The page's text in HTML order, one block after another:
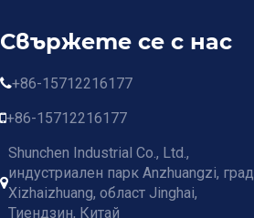
Свържете се с нас
+86-15712216177
+86-15712216177
Shunchen Industrial Co., Ltd.,
индустриален парк Anzhuangzi, град
Xizhaizhuang, област Jinghai,
Тиендзин, Китай